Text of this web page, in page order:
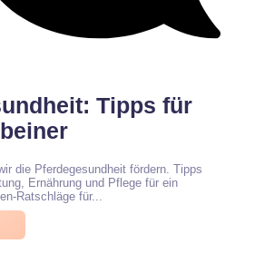
Tipps für
die Pferdegesundheit fördern. Tipps
Ernährung und Pflege für ein
Ratschläge für...